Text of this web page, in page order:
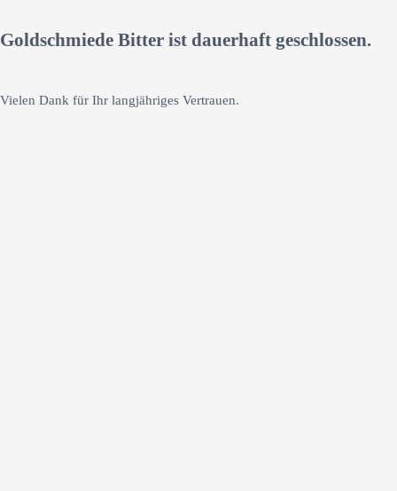
Goldschmiede Bitter ist dauerhaft geschlossen.
Vielen Dank für Ihr langjähriges Vertrauen.